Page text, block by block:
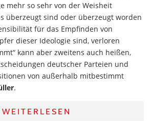
mehr so sehr von der Weisheit
überzeugt sind oder überzeugt worden
für das Empfinden von
dieser Ideologie sind, verloren
kann aber zweitens auch heißen,
deutscher Parteien und
von außerhalb mitbestimmt
.
WEITERLESEN